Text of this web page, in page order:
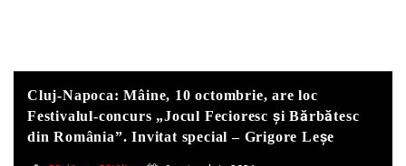
Whatsapp
Cluj-Napoca: Mâine, 10 octombrie, are loc
Festivalul-concurs „Jocul Fecioresc și Bărbătesc
din România”. Invitat special – Grigore Leșe